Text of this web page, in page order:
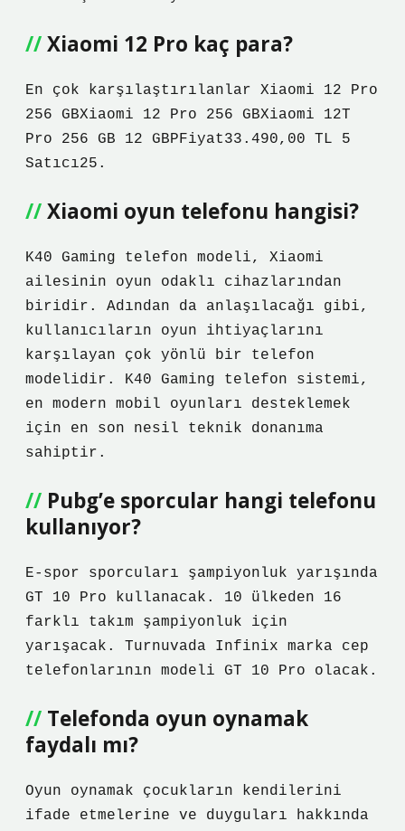
Xiaomi 12 Pro kaç para?
En çok karşılaştırılanlar Xiaomi 12 Pro
256 GBXiaomi 12 Pro 256 GBXiaomi 12T
Pro 256 GB 12 GBPFiyat33.490,00 TL 5
Satıcı25.
Xiaomi oyun telefonu hangisi?
K40 Gaming telefon modeli, Xiaomi
ailesinin oyun odaklı cihazlarından
biridir. Adından da anlaşılacağı gibi,
kullanıcıların oyun ihtiyaçlarını
karşılayan çok yönlü bir telefon
modelidir. K40 Gaming telefon sistemi,
en modern mobil oyunları desteklemek
için en son nesil teknik donanıma
sahiptir.
Pubg’e sporcular hangi telefonu
kullanıyor?
E-spor sporcuları şampiyonluk yarışında
GT 10 Pro kullanacak. 10 ülkeden 16
farklı takım şampiyonluk için
yarışacak. Turnuvada Infinix marka cep
telefonlarının modeli GT 10 Pro olacak.
Telefonda oyun oynamak
faydalı mı?
Oyun oynamak çocukların kendilerini
ifade etmelerine ve duyguları hakkında